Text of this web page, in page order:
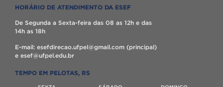
HORÁRIO DE ATENDIMENTO DA ESEF
De Segunda a Sexta-feira das 08 as 12h e das
14h as 18h
E-mail: esefdirecao.ufpel@gmail.com (principal)
e esef@ufpel.edu.br
TEMPO EM PELOTAS, RS